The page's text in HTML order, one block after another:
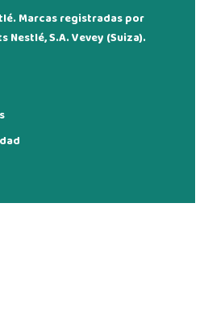
Marcas registradas por
S.A. Vevey (Suiza).